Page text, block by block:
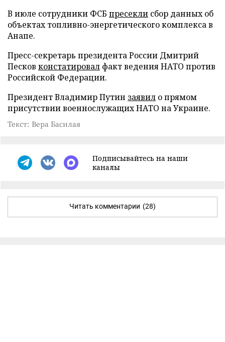
В июле сотрудники ФСБ пресекли сбор данных об
объектах топливно-энергетического комплекса в
Анапе.
Пресс-секретарь президента России Дмитрий
Песков констатировал факт ведения НАТО против
Российской Федерации.
Президент Владимир Путин заявил о прямом
присутствии военнослужащих НАТО на Украине.
Текст: Вера Басилая
Подписывайтесь на наши
каналы
Читать комментарии (28)